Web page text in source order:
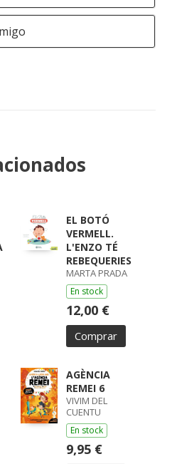
EL BOTÓ
VERMELL.
L'ENZO TÉ
REBEQUERIES
MARTA PRADA
En stock
12,00 €
Comprar
AGÈNCIA
REMEI 6
VIVIM DEL
CUENTU
En stock
9,95 €